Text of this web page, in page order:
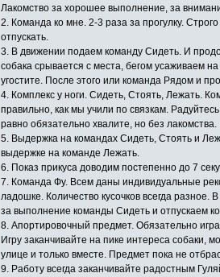
Лакомство за хорошее выполнение, за
2. Команда ко мне. 2-3 раза за прогулку.
отпускать.
3. В движении подаем команду Сидеть. И
собака срывается с места, бегом усаживаем
угостите. После этого или команда Рядом и
4. Комплекс у ноги. Сидеть, Стоять, Лежать.
правильно, как мы учили по связкам.
равно обязательно хвалите, но без лакомства.
5. Выдержка на командах Сидеть, Стоять и
выдержке на команде Лежать.
6. Показ прикуса доводим постепенно до 7
7. Команда Фу. Всем даны индивидуальные
ладошке. Количество кусочков всегда разное.
за выполнение команды Сидеть и отпускаем
8. Апортировочный предмет. Обязательно
Игру заканчивайте на пике интереса собаки,
улице и только вместе. Предмет пока не
9. Работу всегда заканчивайте радостным